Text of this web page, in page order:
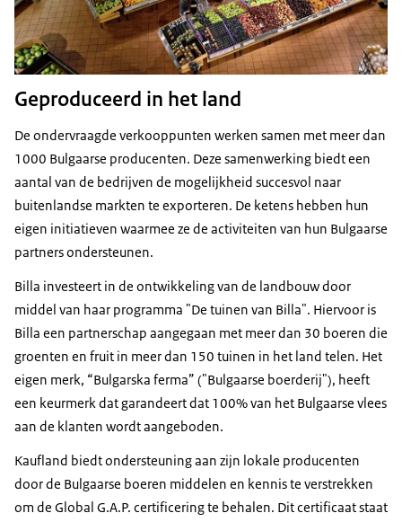
Geproduceerd in het land
De ondervraagde verkooppunten werken samen met meer dan
1000 Bulgaarse producenten. Deze samenwerking biedt een
aantal van de bedrijven de mogelijkheid succesvol naar
buitenlandse markten te exporteren. De ketens hebben hun
eigen initiatieven waarmee ze de activiteiten van hun Bulgaarse
partners ondersteunen.
Billa investeert in de ontwikkeling van de landbouw door
middel van haar programma "De tuinen van Billa". Hiervoor is
Billa een partnerschap aangegaan met meer dan 30 boeren die
groenten en fruit in meer dan 150 tuinen in het land telen. Het
eigen merk, “Bulgarska ferma” ("Bulgaarse boerderij"), heeft
een keurmerk dat garandeert dat 100% van het Bulgaarse vlees
aan de klanten wordt aangeboden.
Kaufland biedt ondersteuning aan zijn lokale producenten
door de Bulgaarse boeren middelen en kennis te verstrekken
om de Global G.A.P. certificering te behalen. Dit certificaat staat